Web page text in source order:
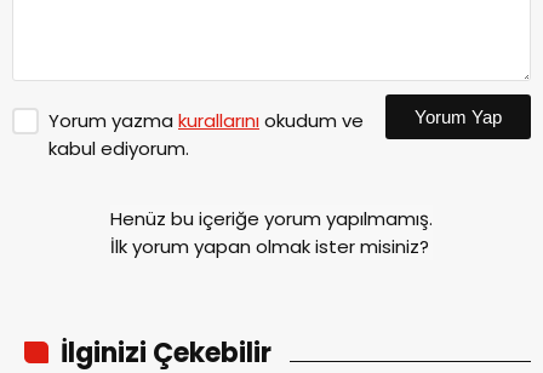
Yorum yazma kurallarınıokudum ve
kabul ediyorum.
Yorum Yap
Henüz bu içeriğe yorum yapılmamış.
İlk yorum yapan olmak ister misiniz?
İlginizi Çekebilir